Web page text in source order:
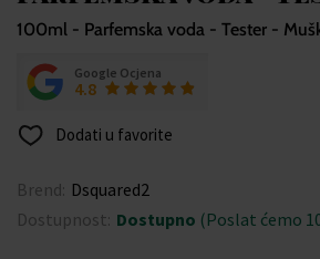
100ml - Parfemska voda - Tester -
Google Ocjena
4.8
Dodati u favorite
Brend: Dsquared2
Dostupnost: Dostupno (Poslat ćemo